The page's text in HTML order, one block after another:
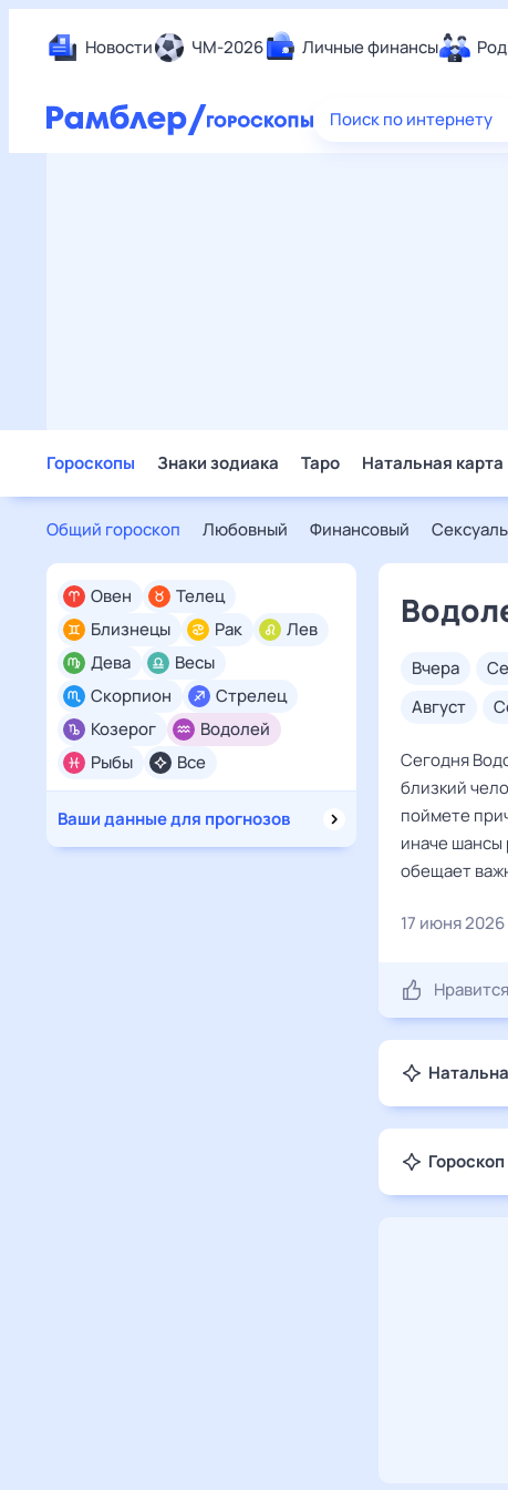
Новости ЧМ-2026 Личные финансы
Еда
Поиск по интернету
Гороскопы Знаки зодиака Таро Натальная карта
Общий гороскоп Любовный Финансовый
Все
Овен
Телец
Близнецы
Рак
Лев
Дева
Весы
Скорпион
Стрелец
Козерог
Водолей
Рыбы
Ваши данные для прогнозов
вчера
август
Сегодня
близкий
поймете
иначе шансы
обещает
17 июня 2026
Нравится